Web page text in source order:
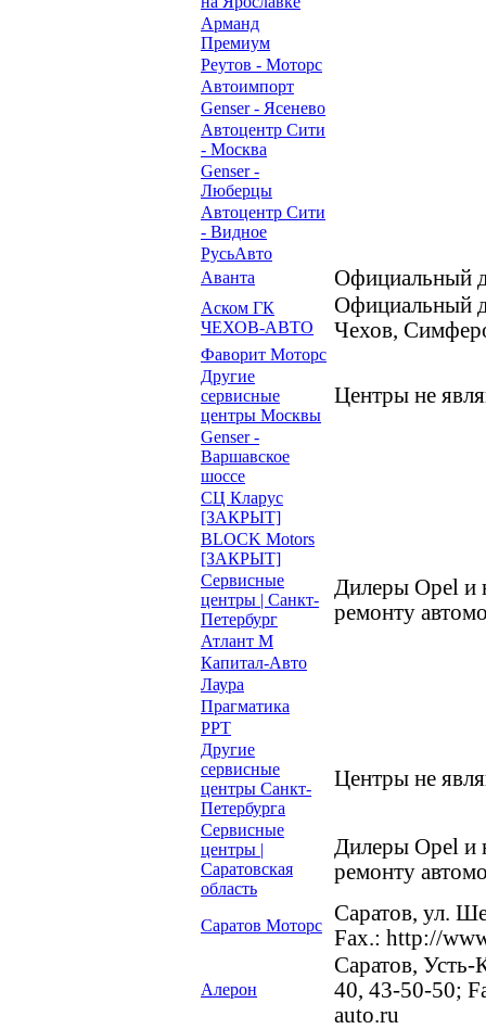
Арманд
Премиум
Реутов - Моторс
Автоимпорт
Genser - Ясенево
Автоцентр Сити
- Москва
Genser -
Люберцы
Автоцентр Сити
- Видное
РусьАвто
Аванта
Официальный
Аском ГК
ЧЕХОВ-АВТО
Официальный
Чехов,
Фаворит Моторс
Другие
сервисные
центры Москвы
Центры не
Genser -
Варшавское
шоссе
СЦ Кларус
[ЗАКРЫТ]
BLOCK Motors
[ЗАКРЫТ]
Сервисные
центры | Санкт-
Петербург
Дилеры Opel и
ремонту
Атлант М
Капитал-Авто
Лаура
Прагматика
РРТ
Другие
сервисные
центры Санкт-
Петербурга
Центры не
Сервисные
центры |
Саратовская
область
Дилеры Opel и
ремонту
Саратов Моторс
Саратов, ул.
Fax.: http://
Алерон
Саратов,
40, 43-50-50;
auto.ru